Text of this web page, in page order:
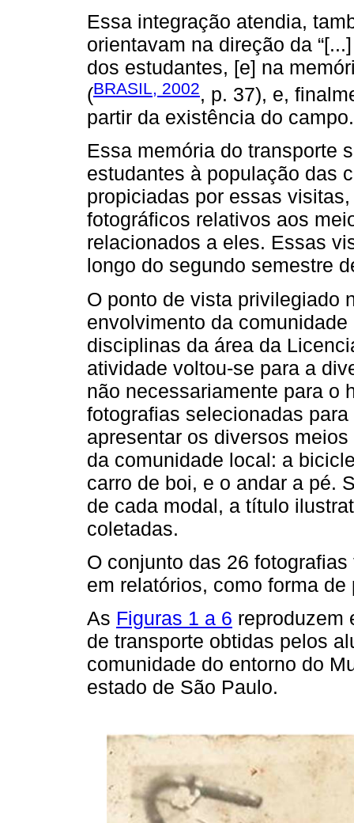
Essa integração atendia,
orientavam na direção da
dos estudantes, [e] na
(BRASIL, 2002, p. 37), e,
partir da existência do campo.
Essa memória do transporte
estudantes à população das
propiciadas por essas
fotográficos relativos aos
relacionados a eles. Essas
longo do segundo semestre
O ponto de vista privilegiado
envolvimento da
disciplinas da área da
atividade voltou-se para a
não necessariamente para o
fotografias selecionadas
apresentar os diversos
da comunidade local: a
carro de boi, e o andar a pé.
de cada modal, a título
coletadas.
O conjunto das 26
em relatórios, como forma
As Figuras 1 a 6 reproduzem
de transporte obtidas pelos
comunidade do entorno do
estado de São Paulo.